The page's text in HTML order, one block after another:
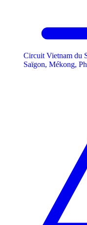
Circuit Vietnam du
Saïgon, Mékong,